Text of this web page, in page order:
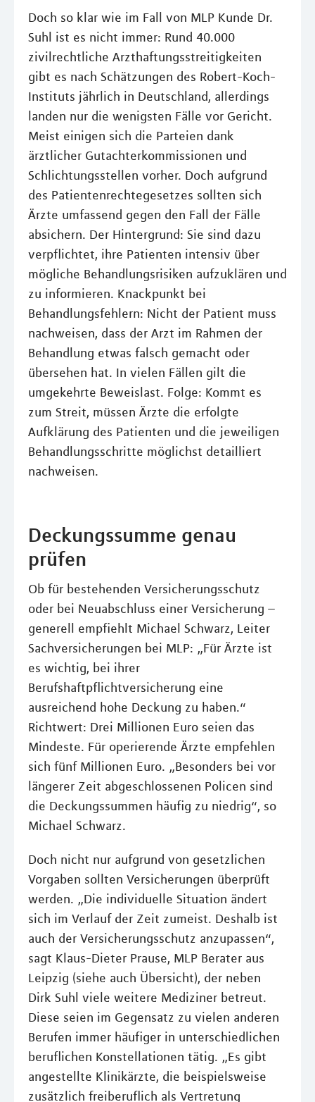
Doch so klar wie im Fall von MLP Kunde Dr.
Suhl ist es nicht immer: Rund 40.000
zivilrechtliche Arzthaftungsstreitigkeiten
gibt es nach Schätzungen des Robert-Koch-
Instituts jährlich in Deutschland, allerdings
landen nur die wenigsten Fälle vor Gericht.
Meist einigen sich die Parteien dank
ärztlicher Gutachterkommissionen und
Schlichtungsstellen vorher. Doch aufgrund
des Patientenrechtegesetzes sollten sich
Ärzte umfassend gegen den Fall der Fälle
absichern. Der Hintergrund: Sie sind dazu
verpflichtet, ihre Patienten intensiv über
mögliche Behandlungsrisiken aufzuklären und
zu informieren. Knackpunkt bei
Behandlungsfehlern: Nicht der Patient muss
nachweisen, dass der Arzt im Rahmen der
Behandlung etwas falsch gemacht oder
übersehen hat. In vielen Fällen gilt die
umgekehrte Beweislast. Folge: Kommt es
zum Streit, müssen Ärzte die erfolgte
Aufklärung des Patienten und die jeweiligen
Behandlungsschritte möglichst detailliert
nachweisen.
Deckungssumme genau
prüfen
Ob für bestehenden Versicherungsschutz
oder bei Neuabschluss einer Versicherung –
generell empfiehlt Michael Schwarz, Leiter
Sachversicherungen bei MLP: „Für Ärzte ist
es wichtig, bei ihrer
Berufshaftpflichtversicherung eine
ausreichend hohe Deckung zu haben.“
Richtwert: Drei Millionen Euro seien das
Mindeste. Für operierende Ärzte empfehlen
sich fünf Millionen Euro. „Besonders bei vor
längerer Zeit abgeschlossenen Policen sind
die Deckungssummen häufig zu niedrig“, so
Michael Schwarz.
Doch nicht nur aufgrund von gesetzlichen
Vorgaben sollten Versicherungen überprüft
werden. „Die individuelle Situation ändert
sich im Verlauf der Zeit zumeist. Deshalb ist
auch der Versicherungsschutz anzupassen“,
sagt Klaus-Dieter Prause, MLP Berater aus
Leipzig (siehe auch Übersicht), der neben
Dirk Suhl viele weitere Mediziner betreut.
Diese seien im Gegensatz zu vielen anderen
Berufen immer häufiger in unterschiedlichen
beruflichen Konstellationen tätig. „Es gibt
angestellte Klinikärzte, die beispielsweise
zusätzlich freiberuflich als Vertretung